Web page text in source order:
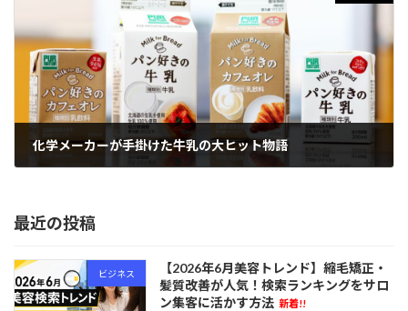
化学メーカーが手掛けた牛乳の大ヒット物語
最近の投稿
ビジネス
【2026年6月美容トレンド】縮毛矯正・
髪質改善が人気！検索ランキングをサロ
ン集客に活かす方法 新着!!